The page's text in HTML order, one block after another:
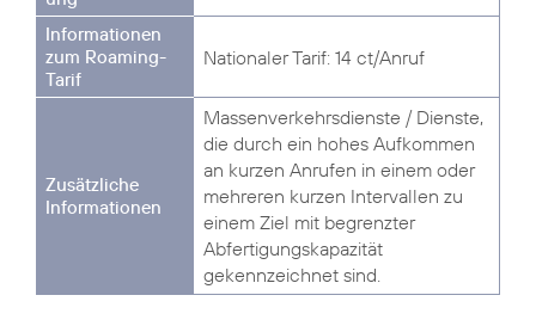
Nationaler Tarif: 14 ct/Anruf
Massenverkehrsdienste / Dienste,
die durch ein hohes Aufkommen
an kurzen Anrufen in einem oder
mehreren kurzen Intervallen zu
einem Ziel mit begrenzter
Abfertigungskapazität
gekennzeichnet sind.